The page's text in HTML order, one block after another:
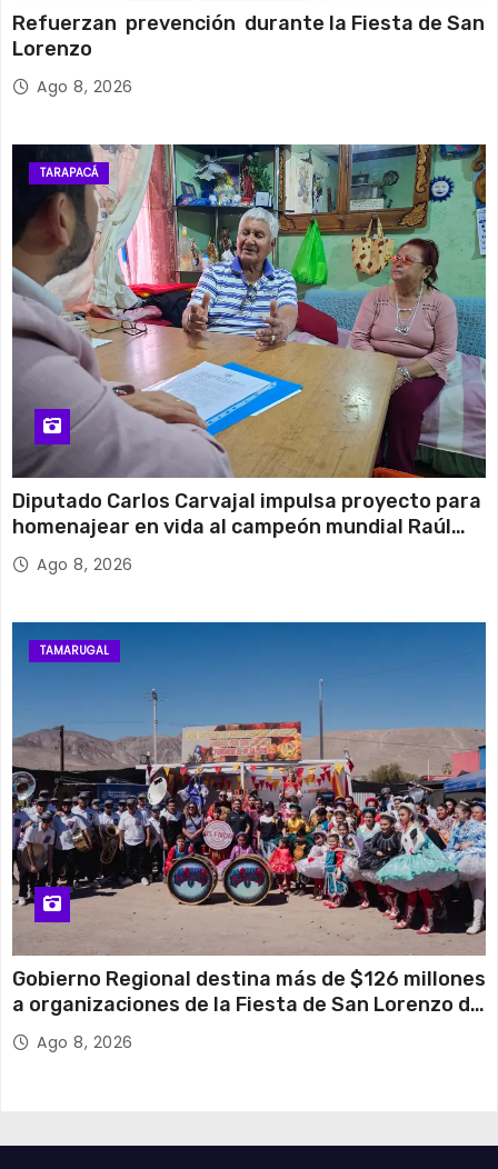
Refuerzan prevención durante la Fiesta de San
Lorenzo
Ago 8, 2026
TARAPACÁ
Diputado Carlos Carvajal impulsa proyecto para
homenajear en vida al campeón mundial Raúl
Choque
Ago 8, 2026
TAMARUGAL
Gobierno Regional destina más de $126 millones
a organizaciones de la Fiesta de San Lorenzo de
Tarapacá
Ago 8, 2026